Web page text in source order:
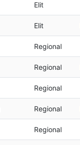
Elit
Elit
Regional
Regional
Regional
Regional
Regional